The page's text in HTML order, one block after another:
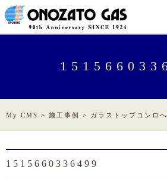
My CMS > 施工事例 > ガラストップコンロ
1515660336499